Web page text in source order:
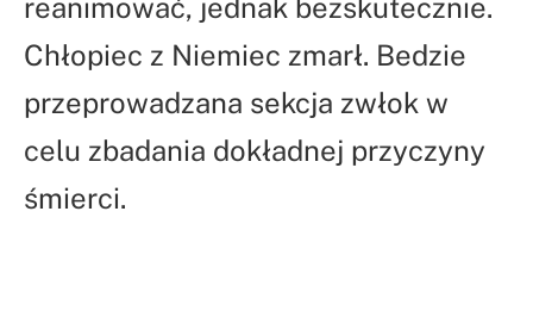
Chłopiec z Niemiec zmarł. Bedzie
przeprowadzana sekcja zwłok w
celu zbadania dokładnej przyczyny
śmierci.